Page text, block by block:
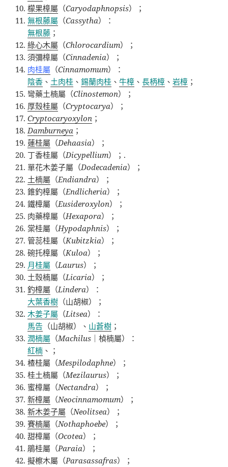
檬果樟屬 （Caryodaphnopsis）；
無根藤屬 （Cassytha）：
無根藤 ；
綠心木屬 （Chlorocardium）；
須彌樟屬（Cinnadenia）；
肉桂屬 （Cinnamomum）：
陰香 、 土肉桂 、錫蘭肉桂 、牛樟 、長柄樟 、岩樟 ；
彎藥土楠屬（Clinostemon）；
厚殼桂屬 （Cryptocarya）；
Cryptocaryoxylon ；
Damburneya ；
蓮桂屬 （Dehaasia）；
丁香桂屬（Dicypellium）； .
單花木姜子屬（Dodecadenia）；
土楠屬 （Endiandra）；
錐釣樟屬（Endlicheria）；
鐵樟屬（Eusideroxylon）；
肉藥樟屬（Hexapora）；
棠桂屬（Hypodaphnis）；
管蕊桂屬（Kubitzkia）；
碗托樟屬（Kuloa）；
月桂屬 （Laurus）；
土殼楠屬（Licaria）；
釣樟屬 （Lindera）：
大葉香樹 （山胡椒）；
木姜子屬 （Litsea）：
馬告 （山胡椒）、 山蒼樹 ；
潤楠屬 （Machilus ｜楨楠屬）：
紅楠 、；
楂桂屬（Mespilodaphne）；
桂土楠屬（Mezilaurus）；
蜜樟屬（Nectandra）；
新樟屬 （Neocinnamomum）；
新木姜子屬 （Neolitsea）；
賽楠屬 （Nothaphoebe）；
甜樟屬（Ocotea）；
鵑桂屬（Paraia）；
擬檫木屬（Parasassafras）；